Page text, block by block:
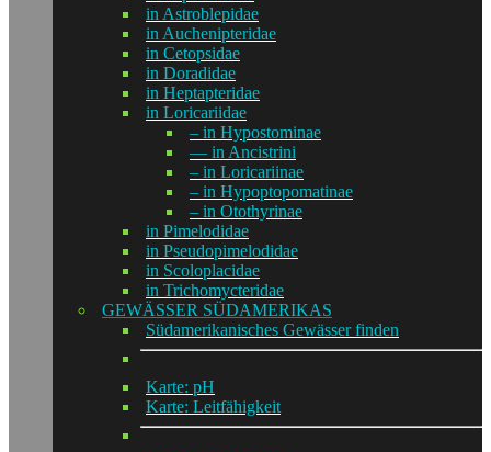
in Astroblepidae
in Auchenipteridae
in Cetopsidae
in Doradidae
in Heptapteridae
in Loricariidae
– in Hypostominae
— in Ancistrini
– in Loricariinae
– in Hypoptopomatinae
– in Otothyrinae
in Pimelodidae
in Pseudopimelodidae
in Scoloplacidae
in Trichomycteridae
GEWÄSSER SÜDAMERIKAS
Südamerikanisches Gewässer finden
Karte: pH
Karte: Leitfähigkeit